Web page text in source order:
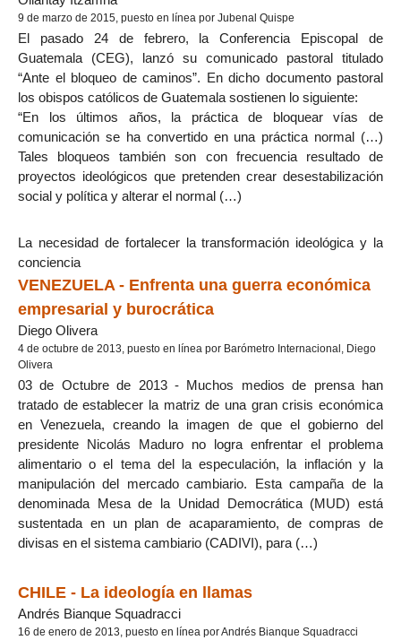
9 de marzo de 2015, puesto en línea por Jubenal Quispe
El pasado 24 de febrero, la Conferencia Episcopal de
Guatemala (CEG), lanzó su comunicado pastoral titulado
“Ante el bloqueo de caminos”. En dicho documento pastoral
los obispos católicos de Guatemala sostienen lo siguiente:
“En los últimos años, la práctica de bloquear vías de
comunicación se ha convertido en una práctica normal (…)
Tales bloqueos también son con frecuencia resultado de
proyectos ideológicos que pretenden crear desestabilización
social y política y alterar el normal (…)
La necesidad de fortalecer la transformación ideológica y la
conciencia
VENEZUELA - Enfrenta una guerra económica
empresarial y burocrática
Diego Olivera
4 de octubre de 2013, puesto en línea por Barómetro Internacional, Diego
Olivera
03 de Octubre de 2013 - Muchos medios de prensa han
tratado de establecer la matriz de una gran crisis económica
en Venezuela, creando la imagen de que el gobierno del
presidente Nicolás Maduro no logra enfrentar el problema
alimentario o el tema del la especulación, la inflación y la
manipulación del mercado cambiario. Esta campaña de la
denominada Mesa de la Unidad Democrática (MUD) está
sustentada en un plan de acaparamiento, de compras de
divisas en el sistema cambiario (CADIVI), para (…)
CHILE - La ideología en llamas
Andrés Bianque Squadracci
16 de enero de 2013, puesto en línea por Andrés Bianque Squadracci